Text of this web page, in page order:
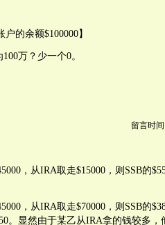
户的余额$100000】
万？少一个0。
留言时间
，从IRA取走$15000，则SSB的
，从IRA取走$70000，则SSB的
。显然由于某乙从IRA拿的钱较多，